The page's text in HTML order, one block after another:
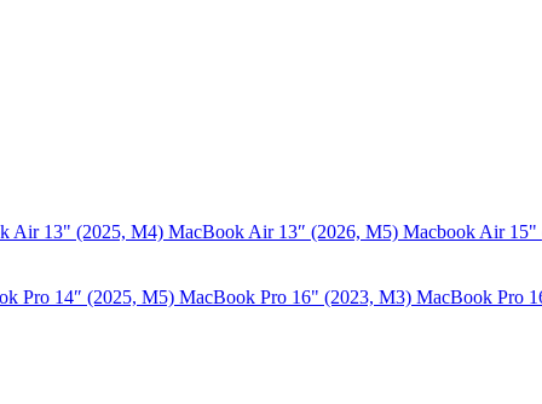
Air 13" (2025, M4) MacBook Air 13″ (2026, M5) Macbook Air 15"
Pro 14″ (2025, M5) MacBook Pro 16" (2023, M3) MacBook Pro